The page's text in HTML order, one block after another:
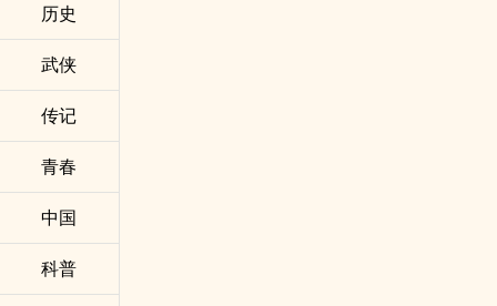
历史
武侠
传记
青春
中国
科普